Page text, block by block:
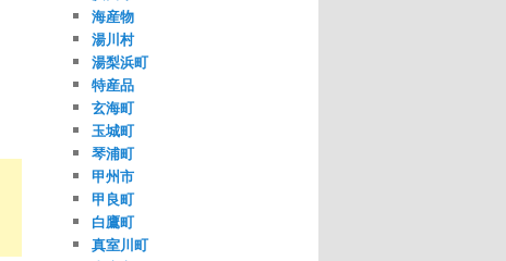
海産物
湯川村
湯梨浜町
特産品
玄海町
玉城町
琴浦町
甲州市
甲良町
白鷹町
真室川町